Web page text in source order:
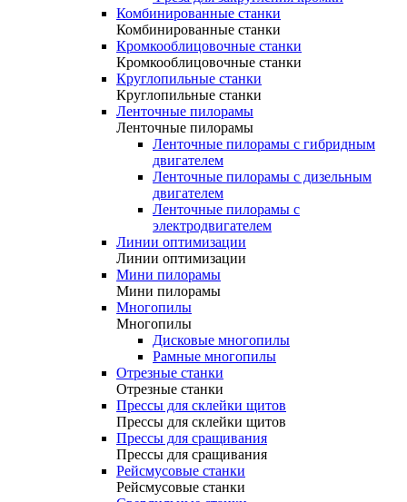
Комбинированные станки
Комбинированные станки
Кромкооблицовочные станки
Кромкооблицовочные станки
Круглопильные станки
Круглопильные станки
Ленточные пилорамы
Ленточные пилорамы
Ленточные пилорамы с гибридным
двигателем
Ленточные пилорамы с дизельным
двигателем
Ленточные пилорамы с
электродвигателем
Линии оптимизации
Линии оптимизации
Мини пилорамы
Мини пилорамы
Многопилы
Многопилы
Дисковые многопилы
Рамные многопилы
Отрезные станки
Отрезные станки
Прессы для склейки щитов
Прессы для склейки щитов
Прессы для сращивания
Прессы для сращивания
Рейсмусовые станки
Рейсмусовые станки